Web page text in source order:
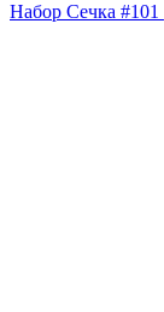
Набор Сечка #101